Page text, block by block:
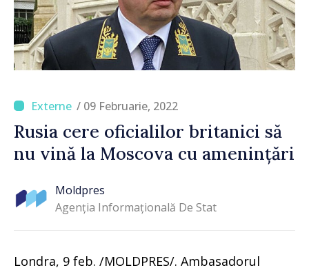
/ 09 Februarie, 2022
Rusia cere oficialilor britanici să
nu vină la Moscova cu amenințări
Moldpres
Agenția Informațională De Stat
Londra, 9 feb. /MOLDPRES/. Ambasadorul